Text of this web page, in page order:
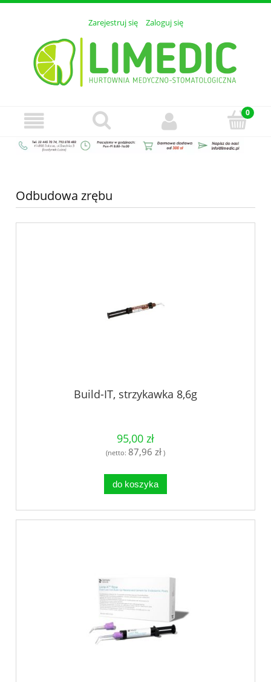
Zarejestruj się Zaloguj się
Odbudowa zrębu
Build-IT, strzykawka 8,6g
95,00 zł
(netto: 87,96 zł )
do koszyka